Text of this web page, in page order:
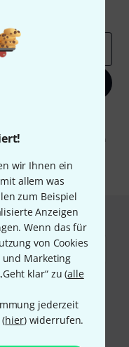
wir Ihnen ein
allem was
zum Beispiel
Anzeigen
Wenn das für
von Cookies
und Marketing
klar“ zu (alle
jederzeit
hier) widerrufen.
finden Sie in
Nachnahme,
Sofort bezahlen